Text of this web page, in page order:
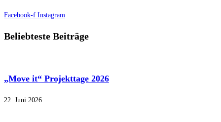
Facebook-f Instagram
Beliebteste Beiträge
„Move it“ Projekttage 2026
22. Juni 2026